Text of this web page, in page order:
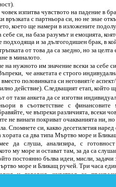
човек изпитва чувството на падение в
с партньора си, но не знае
което ще намери в изложените
си, на база разумът и емоцията,
подходяща и за дългогодишен брак, в
от това да са заедно, но за целта
в миналото.
на нужното им значение всеки за себе
че анкетата е строго
половинката си неговият/е
действие). Следващият етап, който
от тази анкета да се изготви
в съответствие с финансовите
че въпреки различията, всеки
не винаги покриват очакванията ни, но
Спомнете си, какво десетилетия наред
са два типа Мъртво море и
да слуша, анализира, с
му море и остават там, за да са
постоянно бълва идеи, мисли, задачи
море и Бликащ ручей. Три часа
и говорил, чувствал се
невероятно се чувствам, че се